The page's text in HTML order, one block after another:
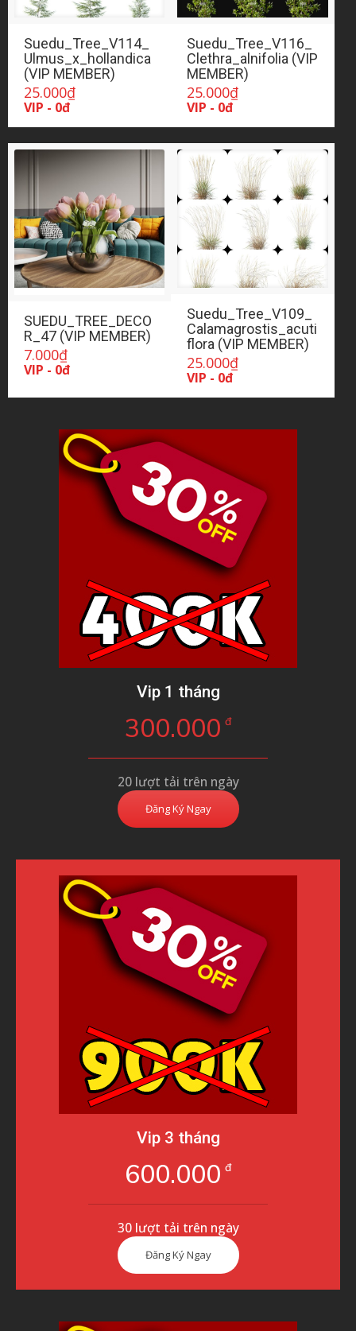
Suedu_Tree_V114_
Ulmus_x_hollandica
(VIP MEMBER)
25.000₫
VIP - 0đ
Suedu_Tree_V116_
Clethra_alnifolia (VIP
MEMBER)
25.000₫
VIP - 0đ
SUEDU_TREE_DECO
R_47 (VIP MEMBER)
7.000₫
VIP - 0đ
Suedu_Tree_V109_
Calamagrostis_acuti
flora (VIP MEMBER)
25.000₫
VIP - 0đ
Vip 1 tháng
300.000 đ
20 lượt tải trên ngày
Đăng Ký Ngay
Vip 3 tháng
600.000 đ
30 lượt tải trên ngày
Đăng Ký Ngay